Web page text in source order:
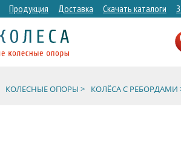
Продукция Доставка Скачать каталоги
КОЛЕСНЫЕ ОПОРЫ > КОЛЁСА С РЕБОРДАМИ